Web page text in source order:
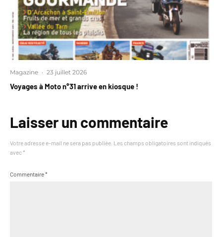
Magazine · 23 juillet 2026
Voyages à Moto n°31 arrive en kiosque !
Laisser un commentaire
Votre adresse e-mail ne sera pas publiée. Les champs obligatoires sont indiqués
avec *
Commentaire*